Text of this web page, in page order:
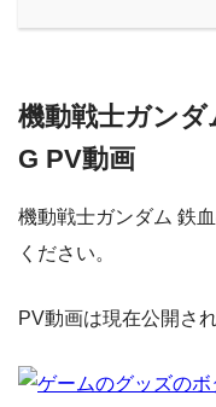
機動戦士ガン
G PV動画
機動戦士ガンダム 鉄
ください。
PV動画は現在公開さ